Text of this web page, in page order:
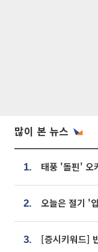
많이 본 뉴스
1.
2. 오늘은 절기 '
3.